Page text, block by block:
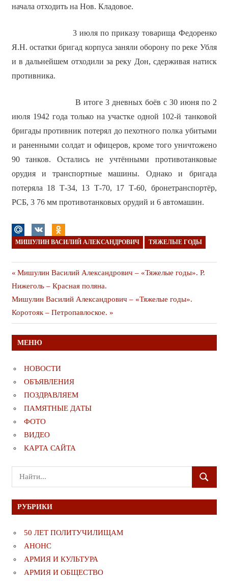
начала отходить на Нов. Кладовое.
3 июля по приказу товарища Федоренко
Я.Н. остатки бригад корпуса заняли оборону по реке Убля
и в дальнейшем отходили за реку Дон, сдерживая натиск
противника.
В итоге 3 дневных боёв с 30 июня по 2
июля 1942 года только на участке одной 102-й танковой
бригады противник потерял до пехотного полка убитыми
и раненными солдат и офицеров, кроме того уничтожено
90 танков. Остались не учтёнными противотанковые
орудия и транспортные машины. Однако и бригада
потеряла 18 Т-34, 13 Т-70, 17 Т-60, бронетранспортёр,
РСБ, 3 76 мм противотанковых орудий и 6 автомашин.
МИШУЛИН ВАСИЛИЙ АЛЕКСАНДРОВИЧ ТЯЖЕЛЫЕ ГОДЫ
Навигация
по
записям
Предыдущая
публикация
Мишулин Василий Александрович – «Тяжелые годы». Р.
Нижеголь – Красная поляна.
Следующая
публикация
Мишулин Василий Александрович – «Тяжелые годы».
Коротояк – Петропавлоское.
МЕНЮ
НОВОСТИ
ОБЪЯВЛЕНИЯ
ПОЗДРАВЛЯЕМ
ПАМЯТНЫЕ ДАТЫ
ФОТО
ВИДЕО
КАРТА САЙТА
Поиск
для:
ПОИСК
РУБРИКИ
50 ЛЕТ ПОЛИТУЧИЛИЩАМ
АНОНС
АРМИЯ И КУЛЬТУРА
АРМИЯ И ОБЩЕСТВО